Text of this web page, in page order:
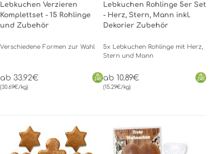
Lebkuchen Verzieren
Komplettset - 15 Rohlinge
und Zubehör
Verschiedene Formen zur Wahl
ab 33.92€
(30.69€/kg)
Lebkuchen Rohlinge 5er Set
- Herz, Stern, Mann inkl.
Dekorier Zubehör
5x Lebkuchen Rohlinge mit Herz,
Stern und Mann
ab 10.89€
(15.29€/kg)